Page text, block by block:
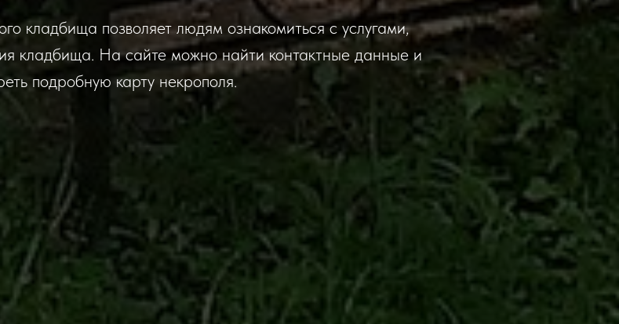
кладбища позволяет людям ознакомиться с услугами,
кладбища. На сайте можно найти контактные данные и
подробную карту некрополя.